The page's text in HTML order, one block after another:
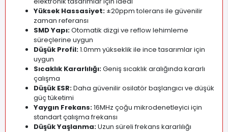
Yüksek Hassasiyet: ±20ppm tolerans ile güvenilir
zaman referansı
SMD Yapı:Otomatik dizgi ve reflow lehimleme
süreçlerine uygun
Düşük Profil:1.0mm yükseklik ile ince tasarımlar için
uygun
Sıcaklık Kararlılığı:Geniş sıcaklık aralığında kararlı
çalışma
Düşük ESR:Daha güvenilir osilatör başlangıcı ve düşük
güç tüketimi
Yaygın Frekans:16MHz çoğu mikrodenetleyici için
standart çalışma frekansı
Düşük Yaşlanma:Uzun süreli frekans kararlılığı